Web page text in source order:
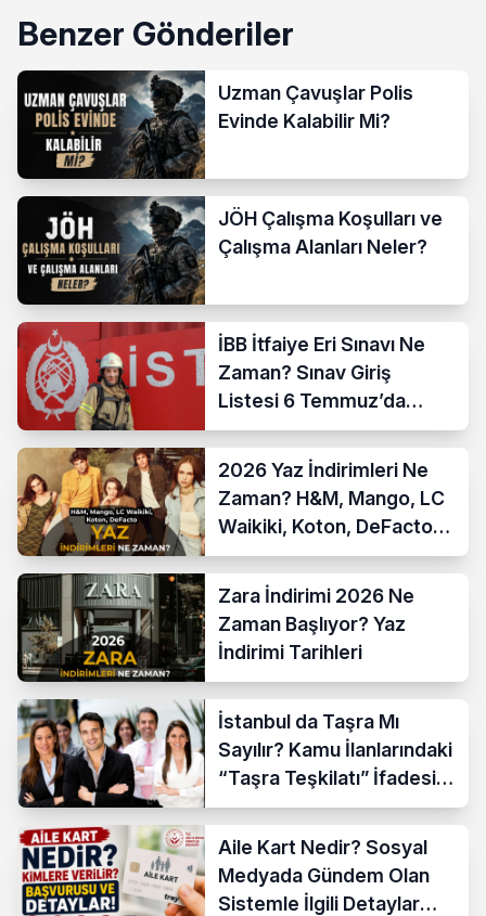
Benzer Gönderiler
Uzman Çavuşlar Polis
Evinde Kalabilir Mi?
JÖH Çalışma Koşulları ve
Çalışma Alanları Neler?
İBB İtfaiye Eri Sınavı Ne
Zaman? Sınav Giriş
Listesi 6 Temmuz’da
Açıklanıyor
2026 Yaz İndirimleri Ne
Zaman? H&M, Mango, LC
Waikiki, Koton, DeFacto
İndirim Tarihleri
Zara İndirimi 2026 Ne
Zaman Başlıyor? Yaz
İndirimi Tarihleri
İstanbul da Taşra Mı
Sayılır? Kamu İlanlarındaki
“Taşra Teşkilatı” İfadesi
Açıklandı
Aile Kart Nedir? Sosyal
Medyada Gündem Olan
Sistemle İlgili Detaylar